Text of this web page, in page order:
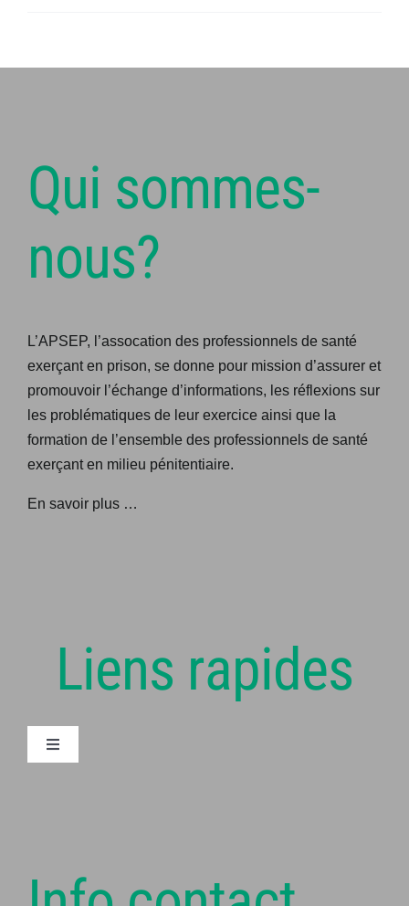
Qui sommes-
nous?
L’APSEP, l’assocation des professionnels de santé
exerçant en prison, se donne pour mission d’assurer et
promouvoir l’échange d’informations, les réflexions sur
les problématiques de leur exercice ainsi que la
formation de l’ensemble des professionnels de santé
exerçant en milieu pénitentiaire.
En savoir plus …
Liens rapides
Navigation
à